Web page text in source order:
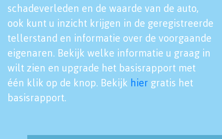
schadeverleden en de waarde van de auto,
ook kunt u inzicht krijgen in de geregistreerde
tellerstand en informatie over de voorgaande
eigenaren. Bekijk welke informatie u graag in
wilt zien en upgrade het basisrapport met
één klik op de knop. Bekijk hier gratis het
basisrapport.